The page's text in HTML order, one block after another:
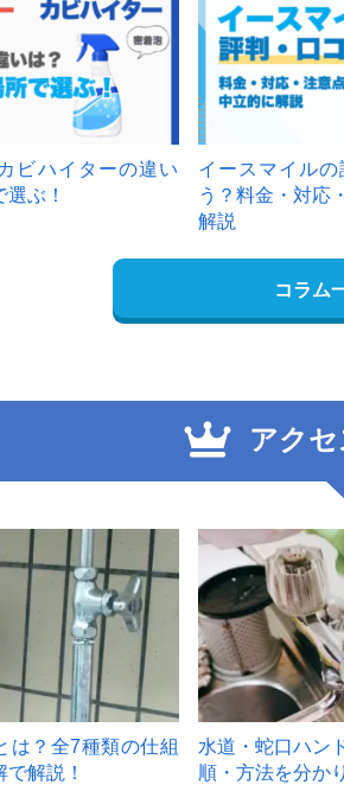
ビハイターの違い
ぶ！
イースマイル
う？料金・対応
解説
コラム
アク
は？全7種類の仕組
解説！
2
水道・蛇口ハン
順・方法を分か